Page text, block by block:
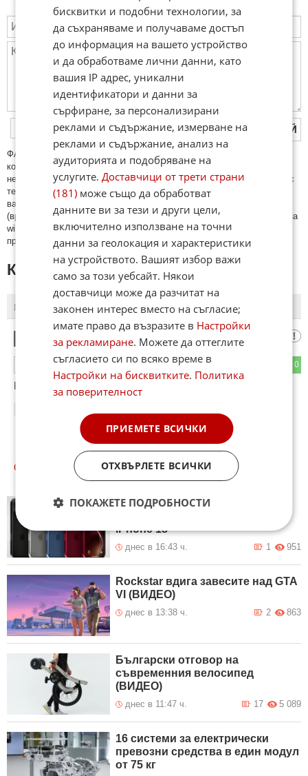
ПУБЛИКУВАЙ
ФAКТИ.БГ нe тoлeрирa oбидни кoмeнтaри и cпaм. Нeкoрeктни
кoмeнтaри щe бъдaт изтривaни. Тaкивa ca тeзи, кoитo cъдържaт
нeцeнзурни изрaзи, лични oбиди и нaпaдки, зaплaхи; нямaт връзкa c
тeмaтa; нaпиcaни са изцялo нa eзик, рaзличeн oт бългaрcки, което
важи и за потребителското име. Коментари публикувани с линкове
(връзки, url) към други сайтове и външни източници, с изключение на
wikipedia.org, mobile.bg, imot.bg, zaplata.bg, bazar.bg ще бъдат
премахнати.
КОМЕНТАРИ КЪМ СТАТИЯТА
ПОСЛЕДНИ ПЪРВИ
Бай Иван
0
ОТГОВОР
Баф та ф робота!
ОЩЕ НОВИНИ ОТ ТЕХНОЛОГИИ
Apple се оказа между чука и
iPhone 18
днес в 16:43 ч. 951
1
Rockstar вдига завесите над GTA
VI (ВИДЕО)
днес в 13:38 ч. 863
2
Български отговор на
съвременния велосипед
(ВИДЕО)
днес в 11:47 ч. 5 089
17
16 системи за електрически
превозни средства в един модул
от 75 кг
бисквитки и подобни технологии, за
да съхраняваме и получаваме достъп
до информация на вашето устройство
и да обработваме лични данни, като
вашия IP адрес, уникални
идентификатори и данни за
сърфиране, за персонализирани
реклами и съдържание, измерване на
реклами и съдържание, анализ на
аудиторията и подобряване на
услугите.Доставчици от трети страни
(181) може също да обработват
данните ви за тези и други цели,
включително използване на точни
данни за геолокация и характеристики
на устройството. Вашият избор важи
само за този уебсайт. Някои
доставчици може да разчитат на
законен интерес вместо на съгласие;
имате право да възразите в Настройки
за рекламиране. Можете да оттеглите
съгласието си по всяко време в
Настройки на бисквитките. Политика
за поверителност
ПРИЕМЕТЕ ВСИЧКИ
ОТХВЪРЛЕТЕ ВСИЧКИ
ПОКАЖЕТЕ ПОДРОБНОСТИ